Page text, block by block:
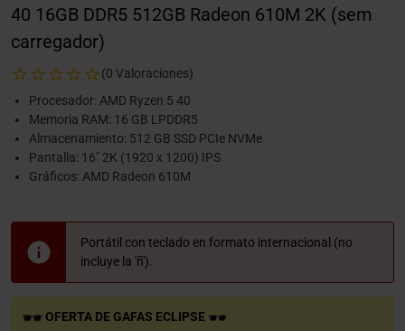
40 16GB DDR5 512GB Radeon 610M 2K (sem
carregador)
(0 Valoraciones)
Procesador: AMD Ryzen 5 40
Memoria RAM: 16 GB LPDDR5
Almacenamiento: 512 GB SSD PCIe NVMe
Pantalla: 16" 2K (1920 x 1200) IPS
Gráficos: AMD Radeon 610M
Portátil con teclado en formato internacional (no
incluye la 'ñ').
OFERTA DE GAFAS ECLIPSE